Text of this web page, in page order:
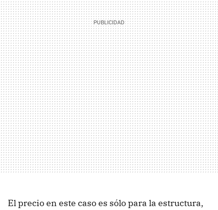
El precio en este caso es sólo para la estructura,